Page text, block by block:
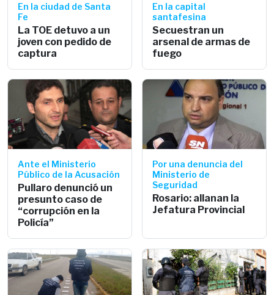
En la ciudad de Santa
Fe
La TOE detuvo a un
joven con pedido de
captura
En la capital
santafesina
Secuestran un
arsenal de armas de
fuego
Ante el Ministerio
Público de la Acusación
Pullaro denunció un
presunto caso de
“corrupción en la
Policía”
Por una denuncia del
Ministerio de
Seguridad
Rosario: allanan la
Jefatura Provincial